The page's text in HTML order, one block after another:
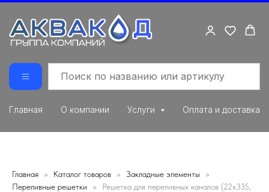
Главная О компании Услуги Оплата и доставка
Главная Каталог товаров
Закладные элементы
Переливные решетки
Решетка для переливных каналов (22х335,